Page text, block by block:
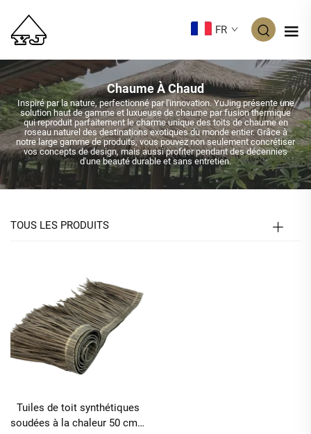
FR
Chaume À Chaud
Inspiré par la nature, perfectionné par l'innovation. YuJing présente une
solution haut de gamme et luxueuse de chaume par fusion thermique
qui reproduit parfaitement le charme unique des toits de chaume en
roseau naturel des destinations exotiques du monde entier. Grâce à
notre large gamme de produits, vous pouvez non seulement concrétiser
vos concepts de design, mais aussi profiter pendant des décennies
d'une beauté durable et sans entretien.
TOUS LES PRODUITS
Tuiles de toit synthétiques
soudées à la chaleur 50 cm x